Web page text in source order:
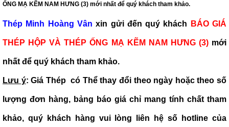
ỐNG MẠ KẼM NAM HƯNG (3) mới nhất để quý khách tham khảo.
Thép Minh Hoàng Vân xin gửi đến quý khách BÁO GIÁ
THÉP HỘP VÀ THÉP ỐNG MẠ KẼM NAM HƯNG (3) mới
nhất để quý khách tham khảo.
Lưu ý: Giá Thép có Thể thay đổi theo ngày hoặc theo số
lượng đơn hàng, bảng báo giá chỉ mang tính chất tham
khảo, quý khách hàng vui lòng liên hệ số hotline của